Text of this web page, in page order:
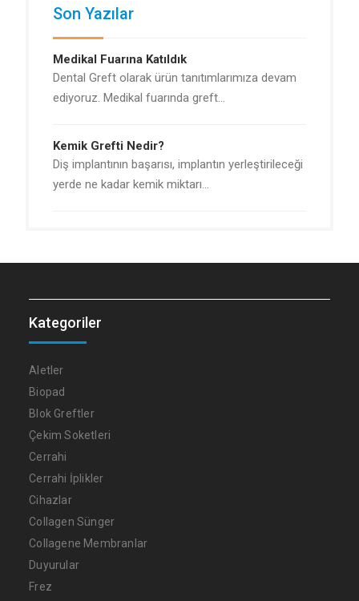
Son Yazılar
Medikal Fuarına Katıldık
Dental Greft olarak ürün tanıtımlarımıza devam
ediyoruz. Medikal fuarında greft…
Kemik Grefti Nedir?
Diş implantının başarısı, implantın yerleştirileceği
yerde ne kadar kemik miktarı…
Kategoriler
Aletler
Biopad
Blok Greftler
Çekim Soketleri
Cerrahi
Cerrahi İplikler
Cihazlar
Collagen Sünger
Collagene Membranlar
Duyurular
Frez